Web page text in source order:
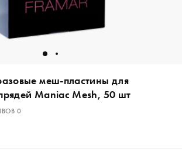
меш-пластины для
Maniac Mesh, 50 шт
0